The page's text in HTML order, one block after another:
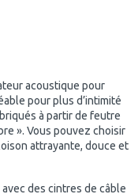
acoustique pour
pour plus d’intimité
à partir de feutre
». Vous pouvez choisir
attrayante, douce et
des cintres de câble